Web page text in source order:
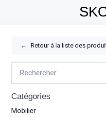
← Retour à la liste des
Catégories
Mobilier